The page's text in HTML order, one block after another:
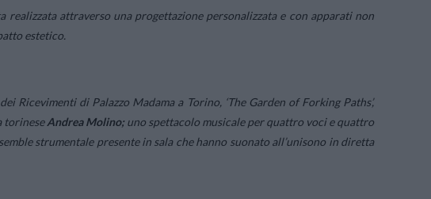
realizzata attraverso una progettazione personalizzata e con apparati non
estetico.
Ricevimenti di Palazzo Madama a Torino, ‘The Garden of Forking Paths’,
torineseAndrea Molino; uno spettacolo musicale per quattro voci e quattro
strumentale presente in sala che hanno suonato all’unisono in diretta